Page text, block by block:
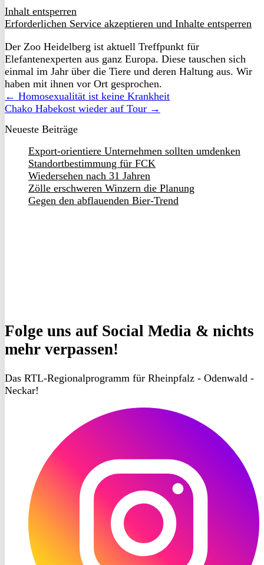
Inhalt entsperren
Erforderlichen Service akzeptieren und Inhalte entsperren
Der Zoo Heidelberg ist aktuell Treffpunkt für
Elefantenexperten aus ganz Europa. Diese tauschen sich
einmal im Jahr über die Tiere und deren Haltung aus. Wir
haben mit ihnen vor Ort gesprochen.
← Homosexualität ist keine Krankheit
Chako Habekost wieder auf Tour →
Neueste Beiträge
Export-orientiere Unternehmen sollten umdenken
Standortbestimmung für FCK
Wiedersehen nach 31 Jahren
Zölle erschweren Winzern die Planung
Gegen den abflauenden Bier-Trend
Folge uns auf Social Media & nichts
mehr verpassen!
Das RTL-Regionalprogramm für Rheinpfalz - Odenwald -
Neckar!
Instagram